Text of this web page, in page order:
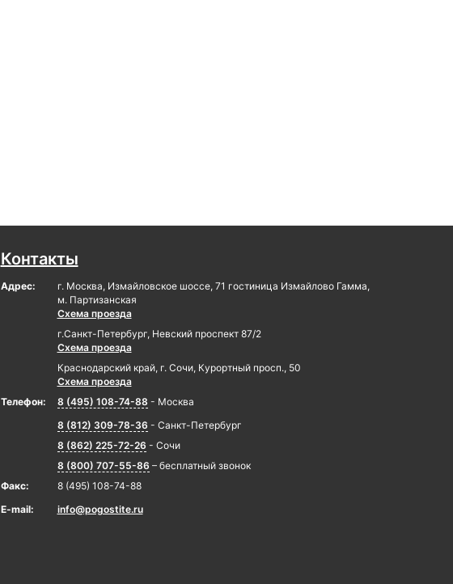
Контакты
Адрес:
г. Москва, Измайловское шоссе, 71 гостиница Измайлово Гамма,
м. Партизанская
Схема проезда
г.Санкт-Петербург, Невский проспект 87/2
Схема проезда
Краснодарский край, г. Сочи, Курортный просп., 50
Схема проезда
Телефон:
8 (495) 108-74-88 - Москва
8 (812) 309-78-36 - Санкт-Петербург
8 (862) 225-72-26 - Сочи
8 (800) 707-55-86 – бесплатный звонок
Факс:
8 (495) 108-74-88
E-mail:
info@pogostite.ru